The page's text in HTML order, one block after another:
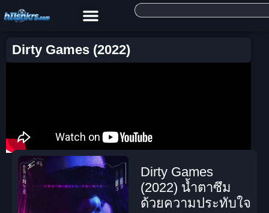
Dirty Games (2022)
Dirty Games
(2022) น้ำตาซึม
ด้วยความประทับใจ